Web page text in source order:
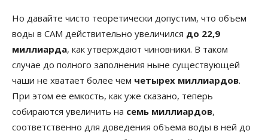
Но давайте чисто теоретически допустим, что объем
воды в САМ действительно увеличился до 22,9
миллиарда, как утверждают чиновники. В таком
случае до полного заполнения ныне существующей
чаши не хватает более чем четырех миллиардов.
При этом ее емкость, как уже сказано, теперь
собираются увеличить на семь миллиардов,
соответственно для доведения объема воды в ней до